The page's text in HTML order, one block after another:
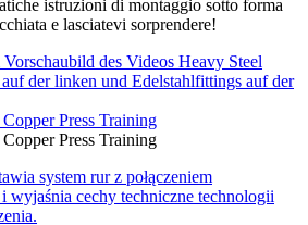
istruzioni di montaggio sotto forma
e lasciatevi sorprendere!
Press Training
Press Training